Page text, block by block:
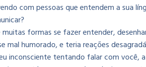
com pessoas que entendem a sua
formas se fazer entender,
mal humorado, e teria reações
inconsciente tentando falar com você,